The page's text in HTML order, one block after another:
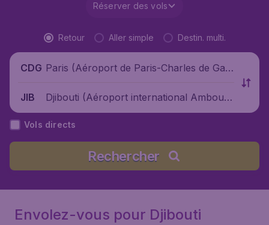
Réserver des vols
Retour Aller simple Destin. multi.
CDG Paris (Aéroport de Paris-Charles de Gaul
JIB
Djibouti (Aéroport international Amboul
i), Djibouti
Vols directs
Rechercher
Envolez-vous pour Djibouti